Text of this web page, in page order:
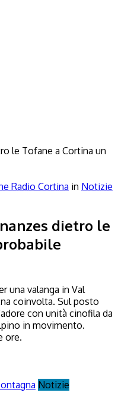
Radio Cortina in Notizie
dietro le
una valanga in Val
coinvolta. Sul posto
con unità cinofila da
in movimento.
ore.
Notizie